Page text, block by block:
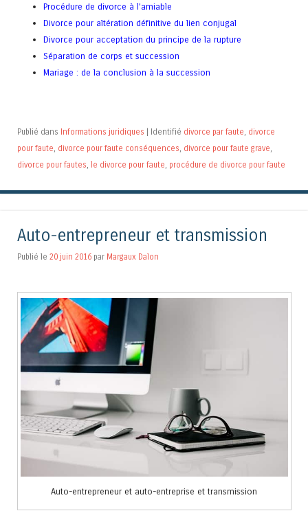
Procédure de divorce à l’amiable
Divorce pour altération définitive du lien conjugal
Divorce pour acceptation du principe de la rupture
Séparation de corps et succession
Mariage : de la conclusion à la succession
Publié dans Informations juridiques Identifié divorce par faute, divorce
pour faute, divorce pour faute conséquences, divorce pour faute grave,
divorce pour fautes, le divorce pour faute, procédure de divorce pour faute
Auto-entrepreneur et transmission
Publié le 20 juin 2016 par Margaux Dalon
Auto-entrepreneur et auto-entreprise et transmission